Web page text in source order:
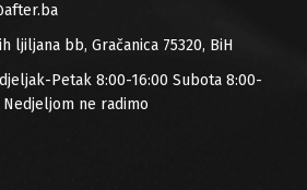
ljiljana bb, Gračanica 75320, BiH
Petak 8:00-16:00 Subota 8:00-
Nedjeljom ne radimo